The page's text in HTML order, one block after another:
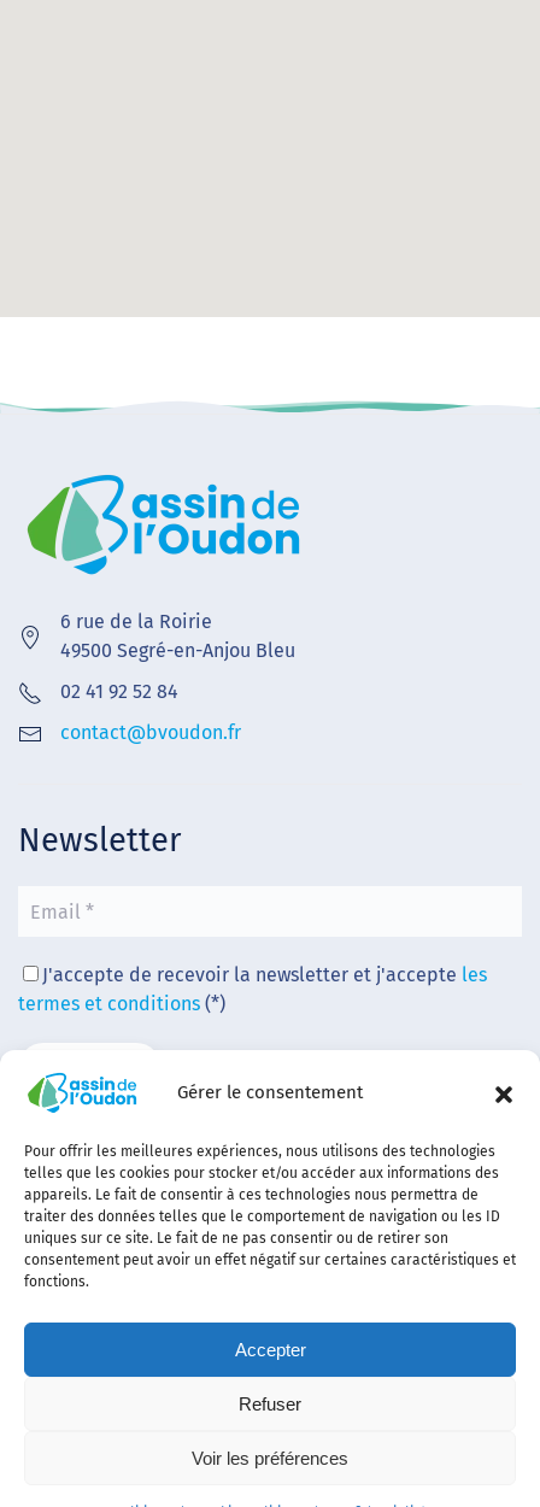
Gérer le consentement
Pour offrir les meilleures expériences, nous utilisons des technologies
telles que les cookies pour stocker et/ou accéder aux informations des
appareils. Le fait de consentir à ces technologies nous permettra de
traiter des données telles que le comportement de navigation ou les ID
uniques sur ce site. Le fait de ne pas consentir ou de retirer son
consentement peut avoir un effet négatif sur certaines caractéristiques et
fonctions.
Accepter
Refuser
Voir les préférences
6 rue de la Roirie
49500 Segré-en-Anjou Bleu
02 41 92 52 84
contact@bvoudon.fr
Newsletter
J'accepte de recevoir la newsletter et j'accepte les
termes et conditions (*)
confidentialité